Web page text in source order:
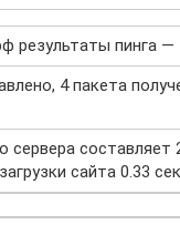
результаты пинга —
4 пакета
сервера составляет
сайта 0.33